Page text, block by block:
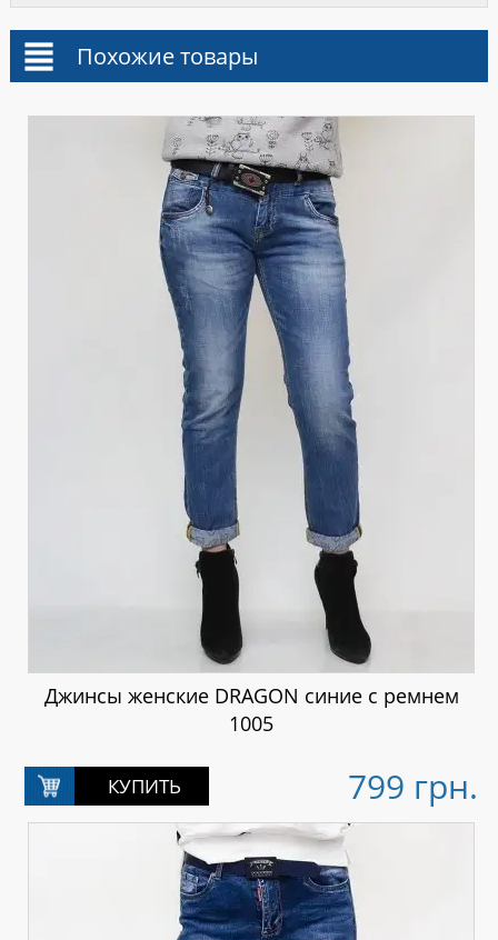
Похожие товары
Джинсы женские DRAGON синие с ремнем
1005
799 грн.